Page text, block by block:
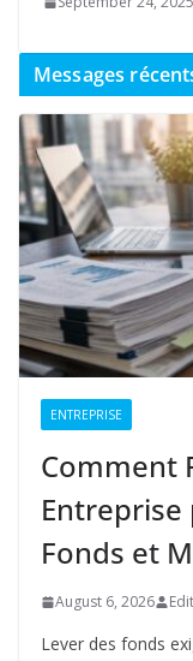
Messages
ENTREPRISE
Comment
Entreprise
Fonds et
August 6, 2026
Lever des fonds